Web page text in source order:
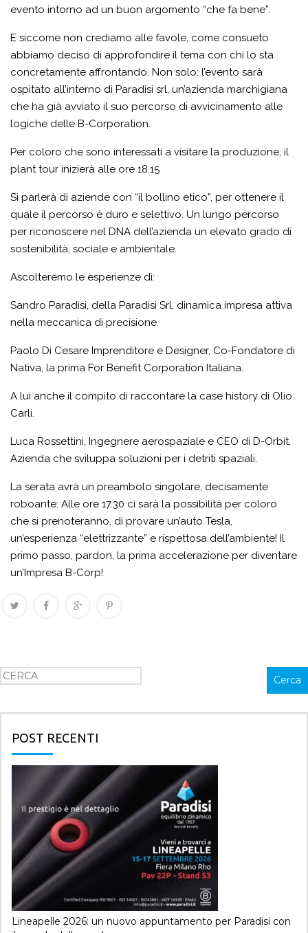
evento intorno ad un buon argomento “che fa bene”.
E siccome non crediamo alle favole, come consueto
abbiamo deciso di approfondire il tema con chi lo sta
concretamente affrontando. Non solo: l’evento sarà
ospitato all’interno di Paradisi srl, un’azienda marchigiana
che ha già avviato il suo percorso di avvicinamento alle
logiche delle B-Corporation.
Per coloro che sono interessati a visitare la produzione, il
plant tour inizierà alle ore 18.15
Si parlerà di aziende con “il bollino etico”, per ottenere il
quale il percorso è duro e selettivo. Un lungo percorso
per riconoscere nel DNA dell’azienda un elevato grado di
sostenibilità, sociale e ambientale.
Ascolteremo le esperienze di:
Sandro Paradisi, della Paradisi Srl, dinamica impresa attiva
nella meccanica di precisione.
Paolo Di Cesare Imprenditore e Designer, Co-Fondatore di
Nativa, la prima For Benefit Corporation Italiana.
A lui anche il compito di raccontare la case history di Olio
Carli.
Luca Rossettini, Ingegnere aerospaziale e CEO di D-Orbit,
Azienda che sviluppa soluzioni per i detriti spaziali.
La serata avrà un preambolo singolare, decisamente
roboante: Alle ore 17.30 ci sarà la possibilità per coloro
che si prenoteranno, di provare un’auto Tesla,
un’esperienza “elettrizzante” e rispettosa dell’ambiente! Il
primo passo, pardon, la prima accelerazione per diventare
un’Impresa B-Corp!
Cerca
Cerca
POST RECENTI
Lineapelle 2026: un nuovo appuntamento per Paradisi con